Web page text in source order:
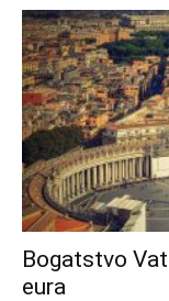
Bogatstvo
eura